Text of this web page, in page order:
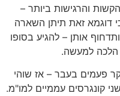
והרגישות ביותר –
דוגמא זאת תיתן השארה
אותן – להגיע בסופו
הלכה למעשה.
פעמים בעבר – אז שוהי
קונגרסים עממיים למו"מ.